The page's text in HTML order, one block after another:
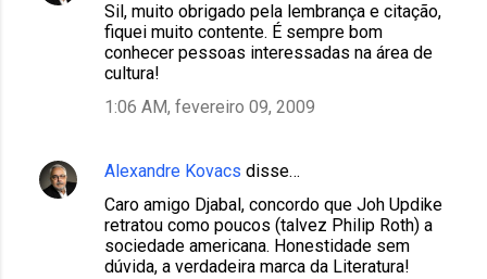
Sil, muito obrigado pela lembrança e citação,
fiquei muito contente. É sempre bom
conhecer pessoas interessadas na área de
cultura!
1:06 AM, fevereiro 09, 2009
Alexandre Kovacs disse…
Caro amigo Djabal, concordo que Joh Updike
retratou como poucos (talvez Philip Roth) a
sociedade americana. Honestidade sem
dúvida, a verdadeira marca da Literatura!